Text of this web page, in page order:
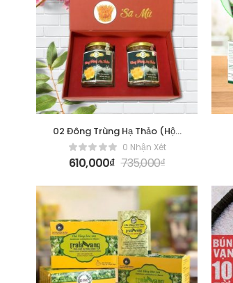
02 Đông Trùng Hạ Thảo (Hộp
Đôi)0 Nhận Xét
610,000₫ 735,000₫